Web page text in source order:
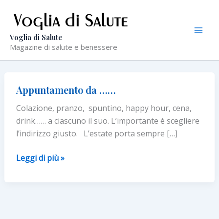
contenuto
Voglia di Salute
Magazine di salute e benessere
Appuntamento da ……
Colazione, pranzo, spuntino, happy hour, cena,
drink…… a ciascuno il suo. L’importante è scegliere
l’indirizzo giusto. L’estate porta sempre […]
Appuntamento
Leggi di più »